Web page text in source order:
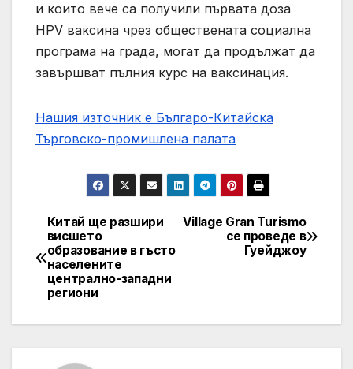
и които вече са получили първата доза
HPV ваксина чрез обществената социална
програма на града, могат да продължат да
завършват пълния курс на ваксинация.
Нашия източник е Българо-Китайска
Търговско-промишлена палaта
Post
navigation
Village Gran Turismo
се проведе в
Гуейджоу
Китай ще разшири
висшето
образование в гъсто
населените
централно-западни
региони